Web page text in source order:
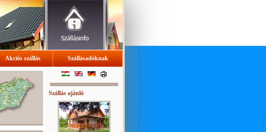
Akciós szállás Szállásadóknak
Szállás ajánló